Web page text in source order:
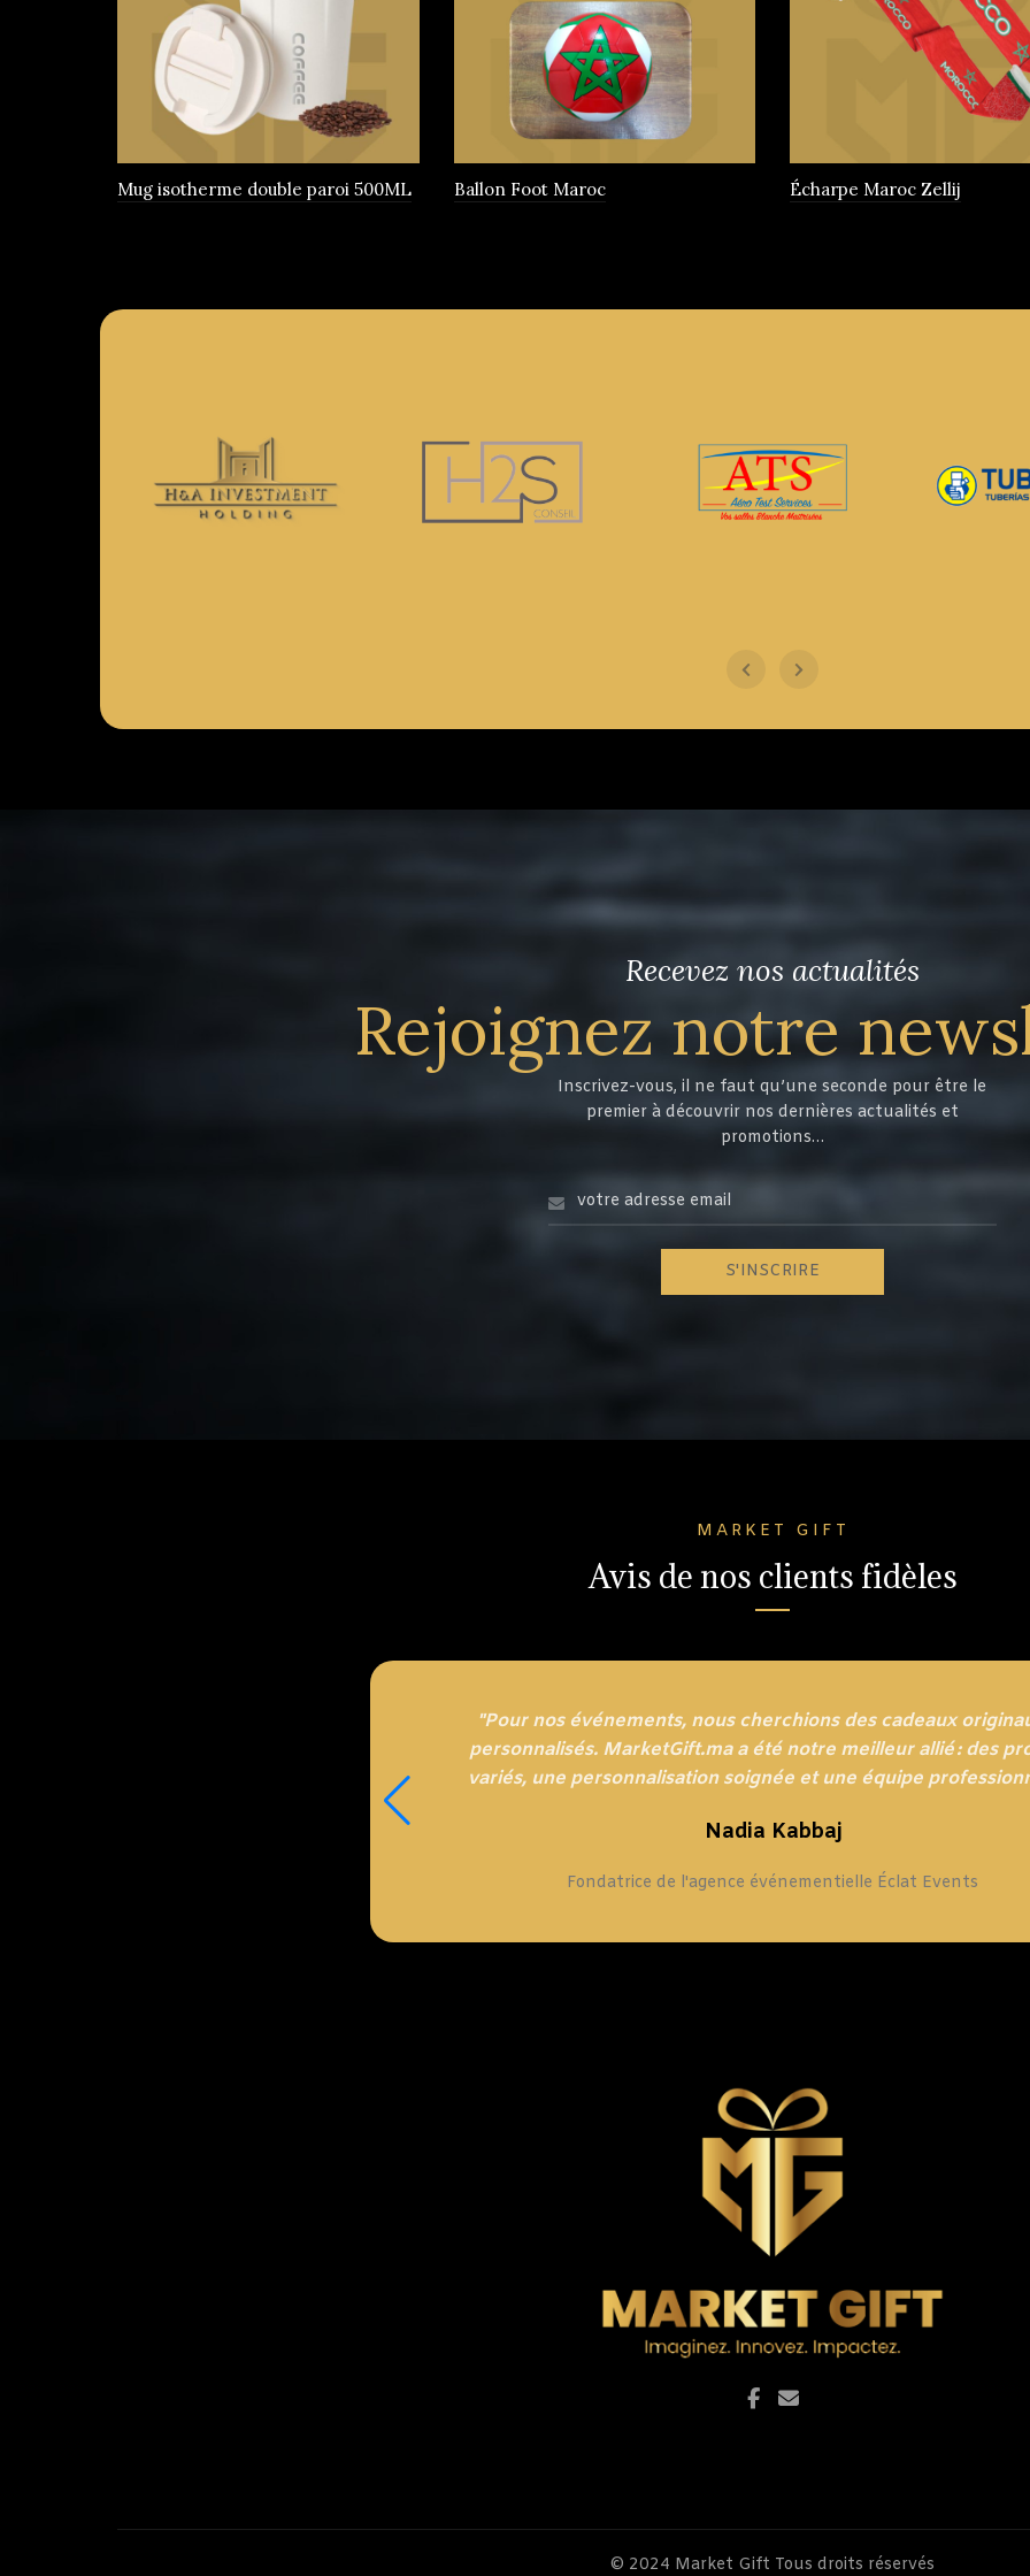
choisies
produit
Mug isotherme double paroi 500ML Ballon Foot Maroc Écharpe Maroc Zellij
Recevez nos actualités
Rejoignez notre
Inscrivez-vous, il ne faut qu’une seconde pour être le
premier à découvrir nos dernières actualités et
promotions…
MARKET GIFT
Avis de nos clients fidèles
"Pour nos événements, nous cherchions des cadeaux
personnalisés. MarketGift.ma a été notre meilleur allié : des
variés, une personnalisation soignée et une équipe
Nadia Kabbaj
Fondatrice de l'agence événementielle Éclat Events
© 2024 Market Gift Tous droits réservés